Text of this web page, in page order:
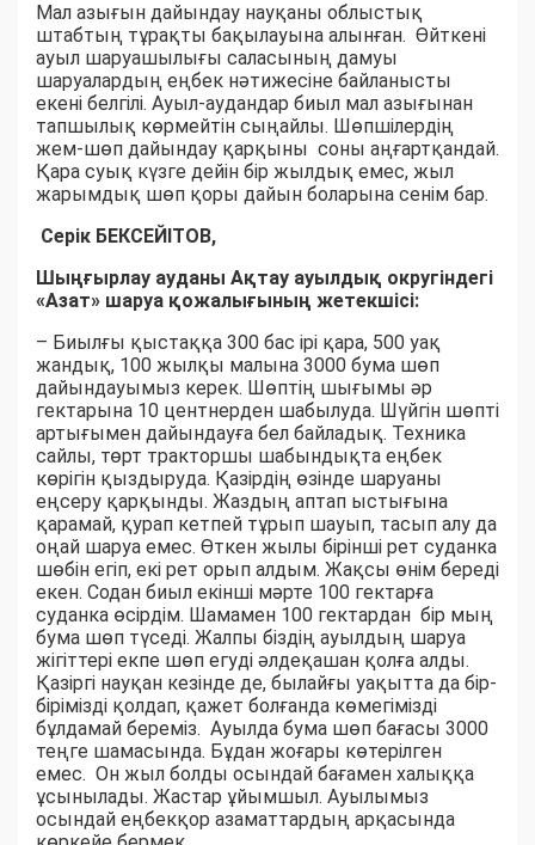
Мал азығын дайындау науқаны облыстық
штабтың тұрақты бақылауына алынған. Өйткені
ауыл шаруашылығы саласының дамуы
шаруалардың еңбек нәтижесіне байланысты
екені белгілі. Ауыл-аудандар биыл мал азығынан
тапшылық көрмейтін сыңайлы. Шөпшілердің
жем-шөп дайындау қарқыны соны аңғартқандай.
Қара суық күзге дейін бір жылдық емес, жыл
жарымдық шөп қоры дайын боларына сенім бар.
Серік БЕКСЕЙІТОВ,
Шыңғырлау ауданы Ақтау ауылдық округіндегі
«Азат» шаруа қожалығының жетекшісі:
– Биылғы қыстаққа 300 бас ірі қара, 500 уақ
жандық, 100 жылқы малына 3000 бума шөп
дайындауымыз керек. Шөптің шығымы әр
гектарына 10 центнерден шабылуда. Шүйгін шөпті
артығымен дайындауға бел байладық. Техника
сайлы, төрт тракторшы шабындықта еңбек
көрігін қыздыруда. Қазірдің өзінде шаруаны
еңсеру қарқынды. Жаздың аптап ыстығына
қарамай, қурап кетпей тұрып шауып, тасып алу да
оңай шаруа емес. Өткен жылы бірінші рет суданка
шөбін егіп, екі рет орып алдым. Жақсы өнім береді
екен. Содан биыл екінші мәрте 100 гектарға
суданка өсірдім. Шамамен 100 гектардан бір мың
бума шөп түседі. Жалпы біздің ауылдың шаруа
жігіттері екпе шөп егуді әлдеқашан қолға алды.
Қазіргі науқан кезінде де, былайғы уақытта да бір-
бірімізді қолдап, қажет болғанда көмегімізді
бұлдамай береміз. Ауылда бума шөп бағасы 3000
теңге шамасында. Бұдан жоғары көтерілген
емес. Он жыл болды осындай бағамен халыққа
ұсынылады. Жастар ұйымшыл. Ауылымыз
осындай еңбекқор азаматтардың арқасында